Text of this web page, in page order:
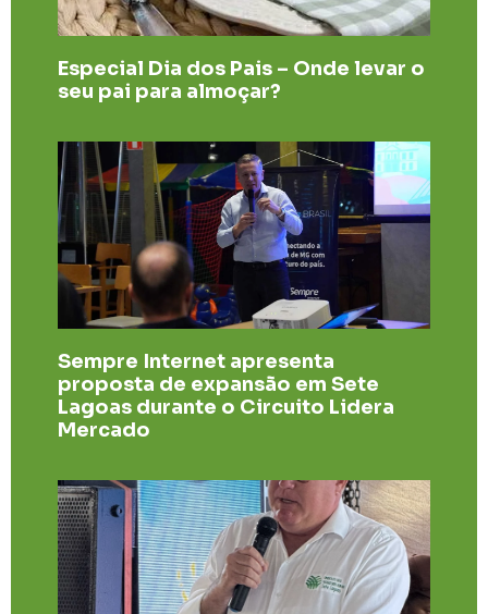
Especial Dia dos Pais – Onde levar o
seu pai para almoçar?
Sempre Internet apresenta
proposta de expansão em Sete
Lagoas durante o Circuito Lidera
Mercado